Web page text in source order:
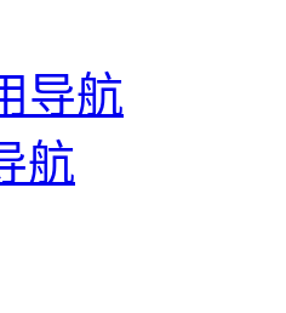
导航
航